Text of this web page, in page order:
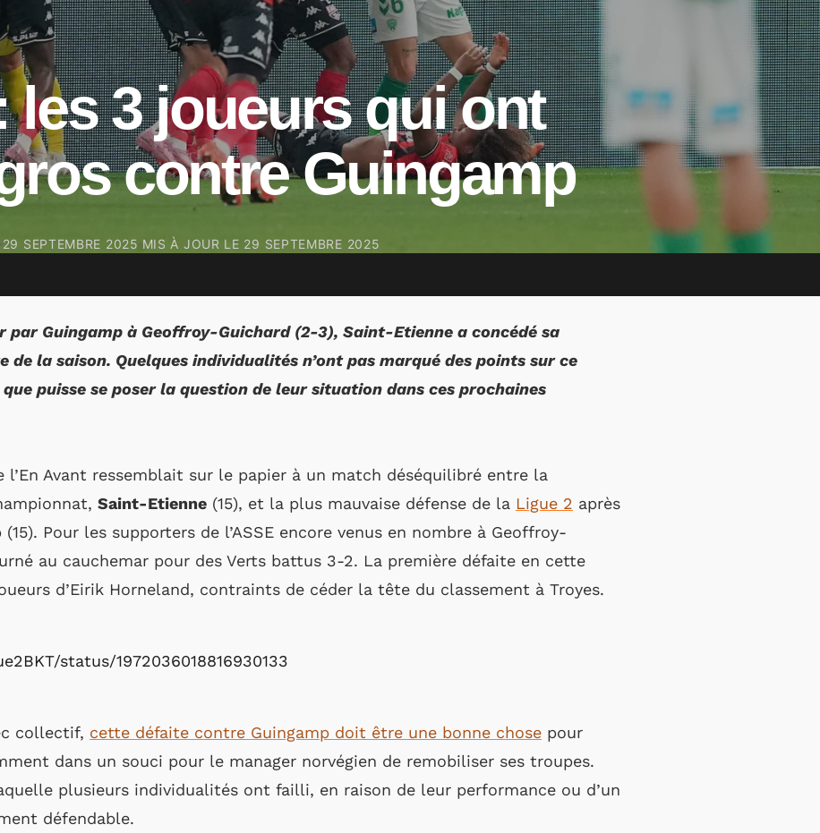
les 3 joueurs qui ont
contre Guingamp
29 SEPTEMBRE 2025 MIS À JOUR LE 29 SEPTEMBRE 2025
par Guingamp à Geoffroy-Guichard (2-3), Saint-Etienne a concédé sa
de la saison. Quelques individualités n’ont pas marqué des points sur ce
puisse se poser la question de leur situation dans ces prochaines
l’En Avant ressemblait sur le papier à un match déséquilibré entre la
Saint-Etienne (15), et la plus mauvaise défense de la Ligue 2 après
Pour les supporters de l’ASSE encore venus en nombre à Geoffroy-
au cauchemar pour des Verts battus 3-2. La première défaite en cette
d’Eirik Horneland, contraints de céder la tête du classement à Troyes.
status/1972036018816930133
collectif, cette défaite contre Guingamp doit être une bonne chose pour
dans un souci pour le manager norvégien de remobiliser ses troupes.
plusieurs individualités ont failli, en raison de leur performance ou d’un
défendable.